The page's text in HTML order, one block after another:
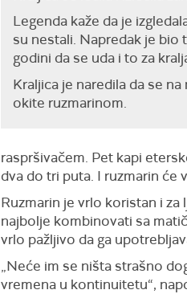
Legenda kaže da je
su nestali. Napredak je bio
godini da se uda i to za
Kraljica je naredila da se
okite ruzmarinom.
raspršivačem. Pet kapi
dva do tri puta. I ruzmarin će
Ruzmarin je vrlo koristan i
najbolje kombinovati sa
vrlo pažljivo da ga
„Neće im se ništa strašno
vremena u kontinuitetu“,